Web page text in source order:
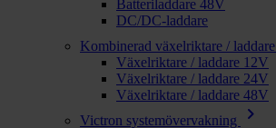
Batteriladdare 48V
DC/DC-laddare
Kombinerad växelriktare / laddare
Växelriktare / laddare 12V
Växelriktare / laddare 24V
Växelriktare / laddare 48V
Victron systemövervakning
chevron_right